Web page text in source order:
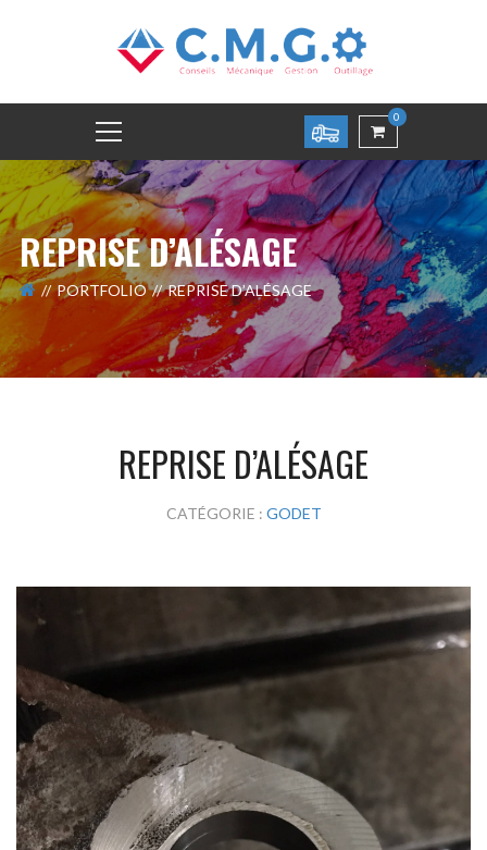
0
REPRISE D’ALÉSAGE
PORTFOLIO REPRISE D’ALÉSAGE
REPRISE D’ALÉSAGE
CATÉGORIE : GODET